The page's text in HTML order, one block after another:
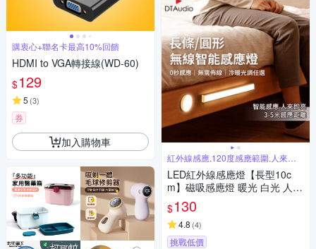
購衷心+聯名卡最高10%回饋
HDMI to VGA轉接線(WD-60)
$129
5 (3)
券
加入購物車
紅外線感應,120度感應範圍,人來即
亮
LED紅外線感應燈【長型10c
m】磁吸感應燈 暖光 白光 人體
感應燈 LED感應燈 小夜燈 走廊
燈
$130
4.8 (4)
挑戰低價